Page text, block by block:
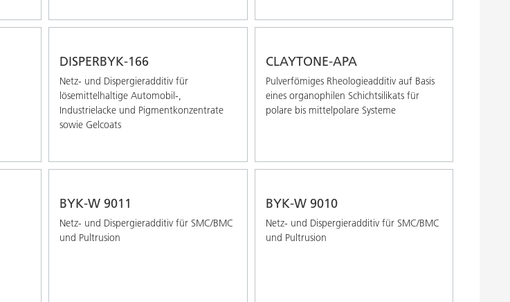
DISPERBYK-166
Netz- und Dispergieradditiv für
lösemittelhaltige Automobil-,
Industrielacke und Pigmentkonzentrate
sowie Gelcoats
CLAYTONE-APA
Pulverfömiges Rheologieadditiv auf Basis
eines organophilen Schichtsilikats für
polare bis mittelpolare Systeme
BYK-W 9011
Netz- und Dispergieradditiv für SMC/BMC
und Pultrusion
BYK-W 9010
Netz- und Dispergieradditiv für SMC/BMC
und Pultrusion